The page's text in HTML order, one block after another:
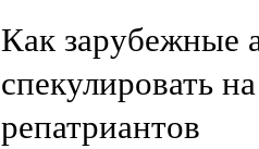
Как зарубежные
спекулировать
репатриантов